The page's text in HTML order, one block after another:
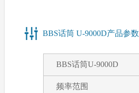
BBS话筒 U-9000D产品参数
BBS话筒U-9000D
频率范围